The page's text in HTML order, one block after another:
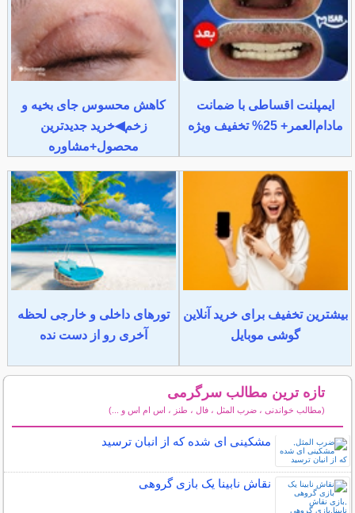
ایمپلنت اقساطی با ضمانت
مادام‌العمر+ 25% تخفیف ویژه
کاهش محسوس جای بخیه و
زخم◀خرید جدیدترین
محصول+مشاوره
بیشترین تخفیف برای خرید آنلاین
گوشی موبایل
تورهای داخلی و خارجی لحظه
آخری رو از دست نده
تازه ترین مطالب سرگرمی
(مطالب خواندنی ، ضرب المثل ، فال ، طنز ، اس ام اس و ...)
مشکینی ای شده که از انبان ترسید
نقاش نابینا یک بازی گروهی